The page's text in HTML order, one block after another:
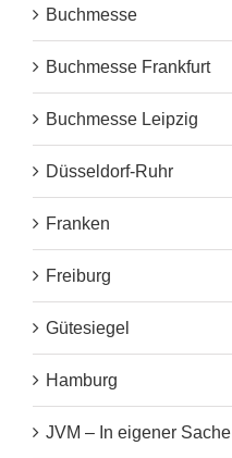
Buchmesse
Buchmesse Frankfurt
Buchmesse Leipzig
Düsseldorf-Ruhr
Franken
Freiburg
Gütesiegel
Hamburg
JVM – In eigener Sache